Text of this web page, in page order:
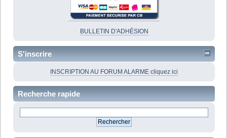
BULLETIN D'ADHÉSION
S'inscrire
INSCRIPTION AU FORUM ALARME cliquez ici
Recherche rapide